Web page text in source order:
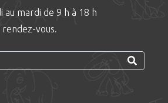
au mardi de 9 h à 18 h
vous.